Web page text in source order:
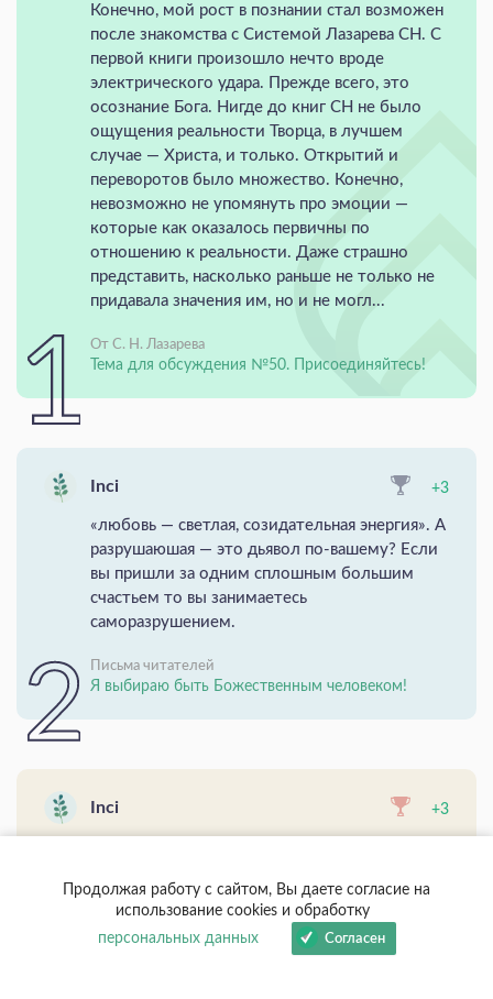
Конечно, мой рост в познании стал возможен
после знакомства с Системой Лазарева СН. С
первой книги произошло нечто вроде
электрического удара. Прежде всего, это
осознание Бога. Нигде до книг СН не было
ощущения реальности Творца, в лучшем
случае — Христа, и только. Открытий и
переворотов было множество. Конечно,
невозможно не упомянуть про эмоции —
которые как оказалось первичны по
отношению к реальности. Даже страшно
представить, насколько раньше не только не
придавала значения им, но и не могл...
От С. Н. Лазарева
Тема для обсуждения №50. Присоединяйтесь!
Inci +3
«любовь — светлая, созидательная энергия». А
разрушаюшая — это дьявол по-вашему? Если
вы пришли за одним сплошным большим
счастьем то вы занимаетесь
саморазрушением.
Письма читателей
Я выбираю быть Божественным человеком!
Inci +3
больше писем, где женщины а изменилась и
поменяла свою судьбу, но дети выросли и у
них начались проблемы.
Продолжая работу с сайтом, Вы даете согласие на
использование cookies и обработку
персональных данных
Согласен